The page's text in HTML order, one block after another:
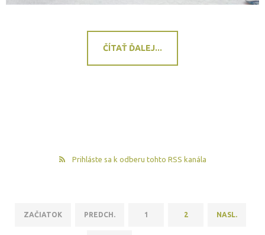
ČÍTAŤ ĎALEJ...
Prihláste sa k odberu tohto RSS kanála
ZAČIATOK PREDCH. 1 2 NASL.